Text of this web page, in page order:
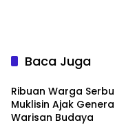
Baca Juga
Ribuan Warga
Muklisin Ajak
Warisan Budaya